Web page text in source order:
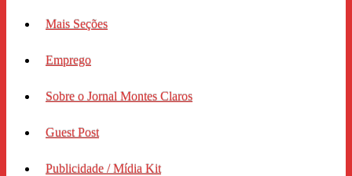
Mais Seções
Emprego
Sobre o Jornal Montes Claros
Guest Post
Publicidade / Mídia Kit